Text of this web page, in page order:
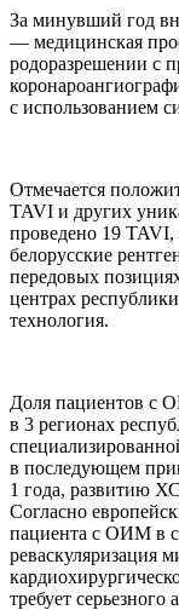
За минувший год
— медицинская
родоразрешении с
с использованием
Отмечается
TAVI и других
проведено 19
белорусские
передовых
центрах
технология.
Доля пациентов с
в 3 регионах
в последующем
1 года, развитию
Согласно
пациента с ОИМ в
реваскуляризация
требует серьезного